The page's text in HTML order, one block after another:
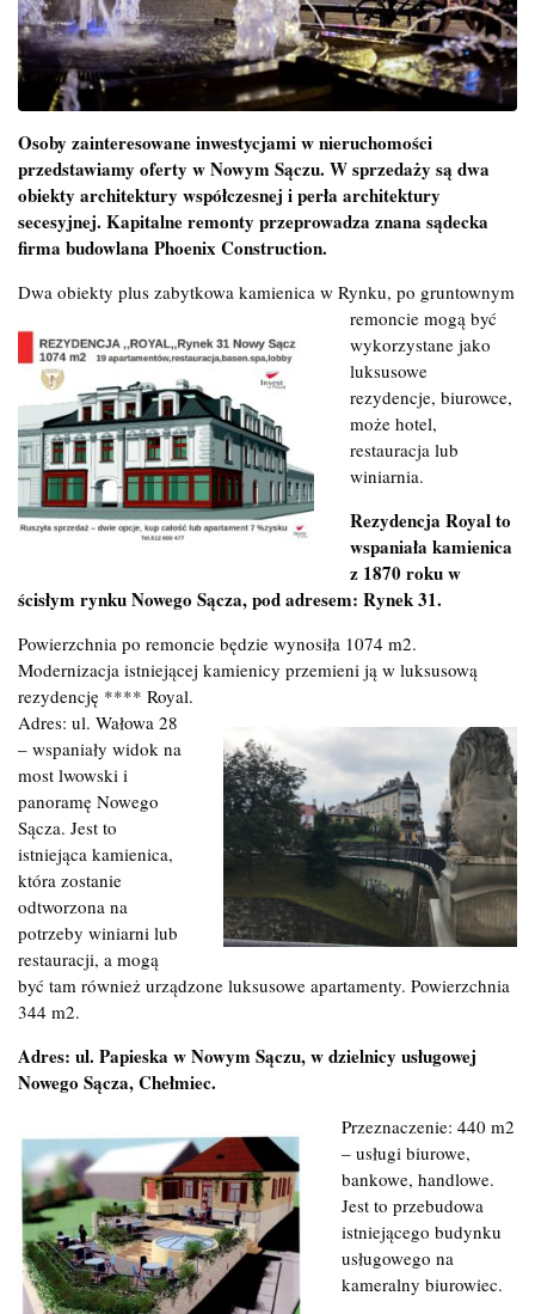
Osoby zainteresowane inwestycjami w nieruchomości
przedstawiamy oferty w Nowym Sączu. W sprzedaży są dwa
obiekty architektury współczesnej i perła architektury
secesyjnej. Kapitalne remonty przeprowadza znana sądecka
firma budowlana Phoenix Construction.
Dwa obiekty plus zabytkowa kamienica w Rynku, po gruntownym
remoncie mogą być
wykorzystane jako
luksusowe
rezydencje, biurowce,
może hotel,
restauracja lub
winiarnia.
Rezydencja Royal to
wspaniała kamienica
z 1870 roku w
ścisłym rynku Nowego Sącza, pod adresem: Rynek 31.
Powierzchnia po remoncie będzie wynosiła 1074 m2.
Modernizacja istniejącej kamienicy przemieni ją w luksusową
rezydencję **** Royal.
Adres: ul. Wałowa 28
– wspaniały widok na
most lwowski i
panoramę Nowego
Sącza. Jest to
istniejąca kamienica,
która zostanie
odtworzona na
potrzeby winiarni lub
restauracji, a mogą
być tam również urządzone luksusowe apartamenty. Powierzchnia
344 m2.
Adres: ul. Papieska w Nowym Sączu, w dzielnicy usługowej
Nowego Sącza, Chełmiec.
Przeznaczenie: 440 m2
– usługi biurowe,
bankowe, handlowe.
Jest to przebudowa
istniejącego budynku
usługowego na
kameralny biurowiec.